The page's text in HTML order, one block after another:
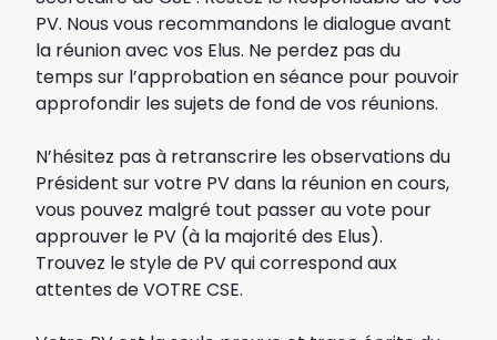
PV. Nous vous recommandons le dialogue avant
la réunion avec vos Elus. Ne perdez pas du
temps sur l’approbation en séance pour pouvoir
approfondir les sujets de fond de vos réunions.
N’hésitez pas à retranscrire les observations du
Président sur votre PV dans la réunion en cours,
vous pouvez malgré tout passer au vote pour
approuver le PV (à la majorité des Elus).
Trouvez le style de PV qui correspond aux
attentes de VOTRE CSE.